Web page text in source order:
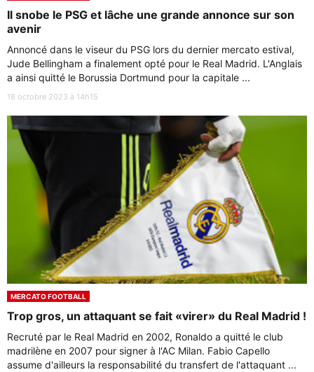
Il snobe le PSG et lâche une grande annonce sur son
avenir
Annoncé dans le viseur du PSG lors du dernier mercato estival,
Jude Bellingham a finalement opté pour le Real Madrid. L'Anglais
a ainsi quitté le Borussia Dortmund pour la capitale ...
18 octobre 2023 à 14h15
MERCATO FOOTBALL
Trop gros, un attaquant se fait «virer» du Real Madrid !
Recruté par le Real Madrid en 2002, Ronaldo a quitté le club
madrilène en 2007 pour signer à l'AC Milan. Fabio Capello
assume d'ailleurs la responsabilité du transfert de l'attaquant ...